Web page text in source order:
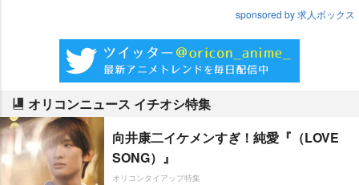
sponsored by 求人ボックス
オリコンニュース イチオシ特集
向井康二イケメンすぎ！純愛『（LOVE
SONG）』
オリコンタイアップ特集